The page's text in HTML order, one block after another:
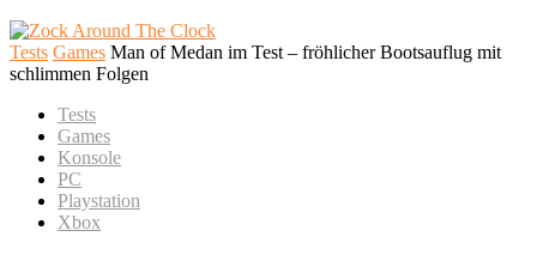
Tests Games Man of Medan im Test – fröhlicher Bootsauflug mit
schlimmen Folgen
Tests
Games
Konsole
PC
Playstation
Xbox